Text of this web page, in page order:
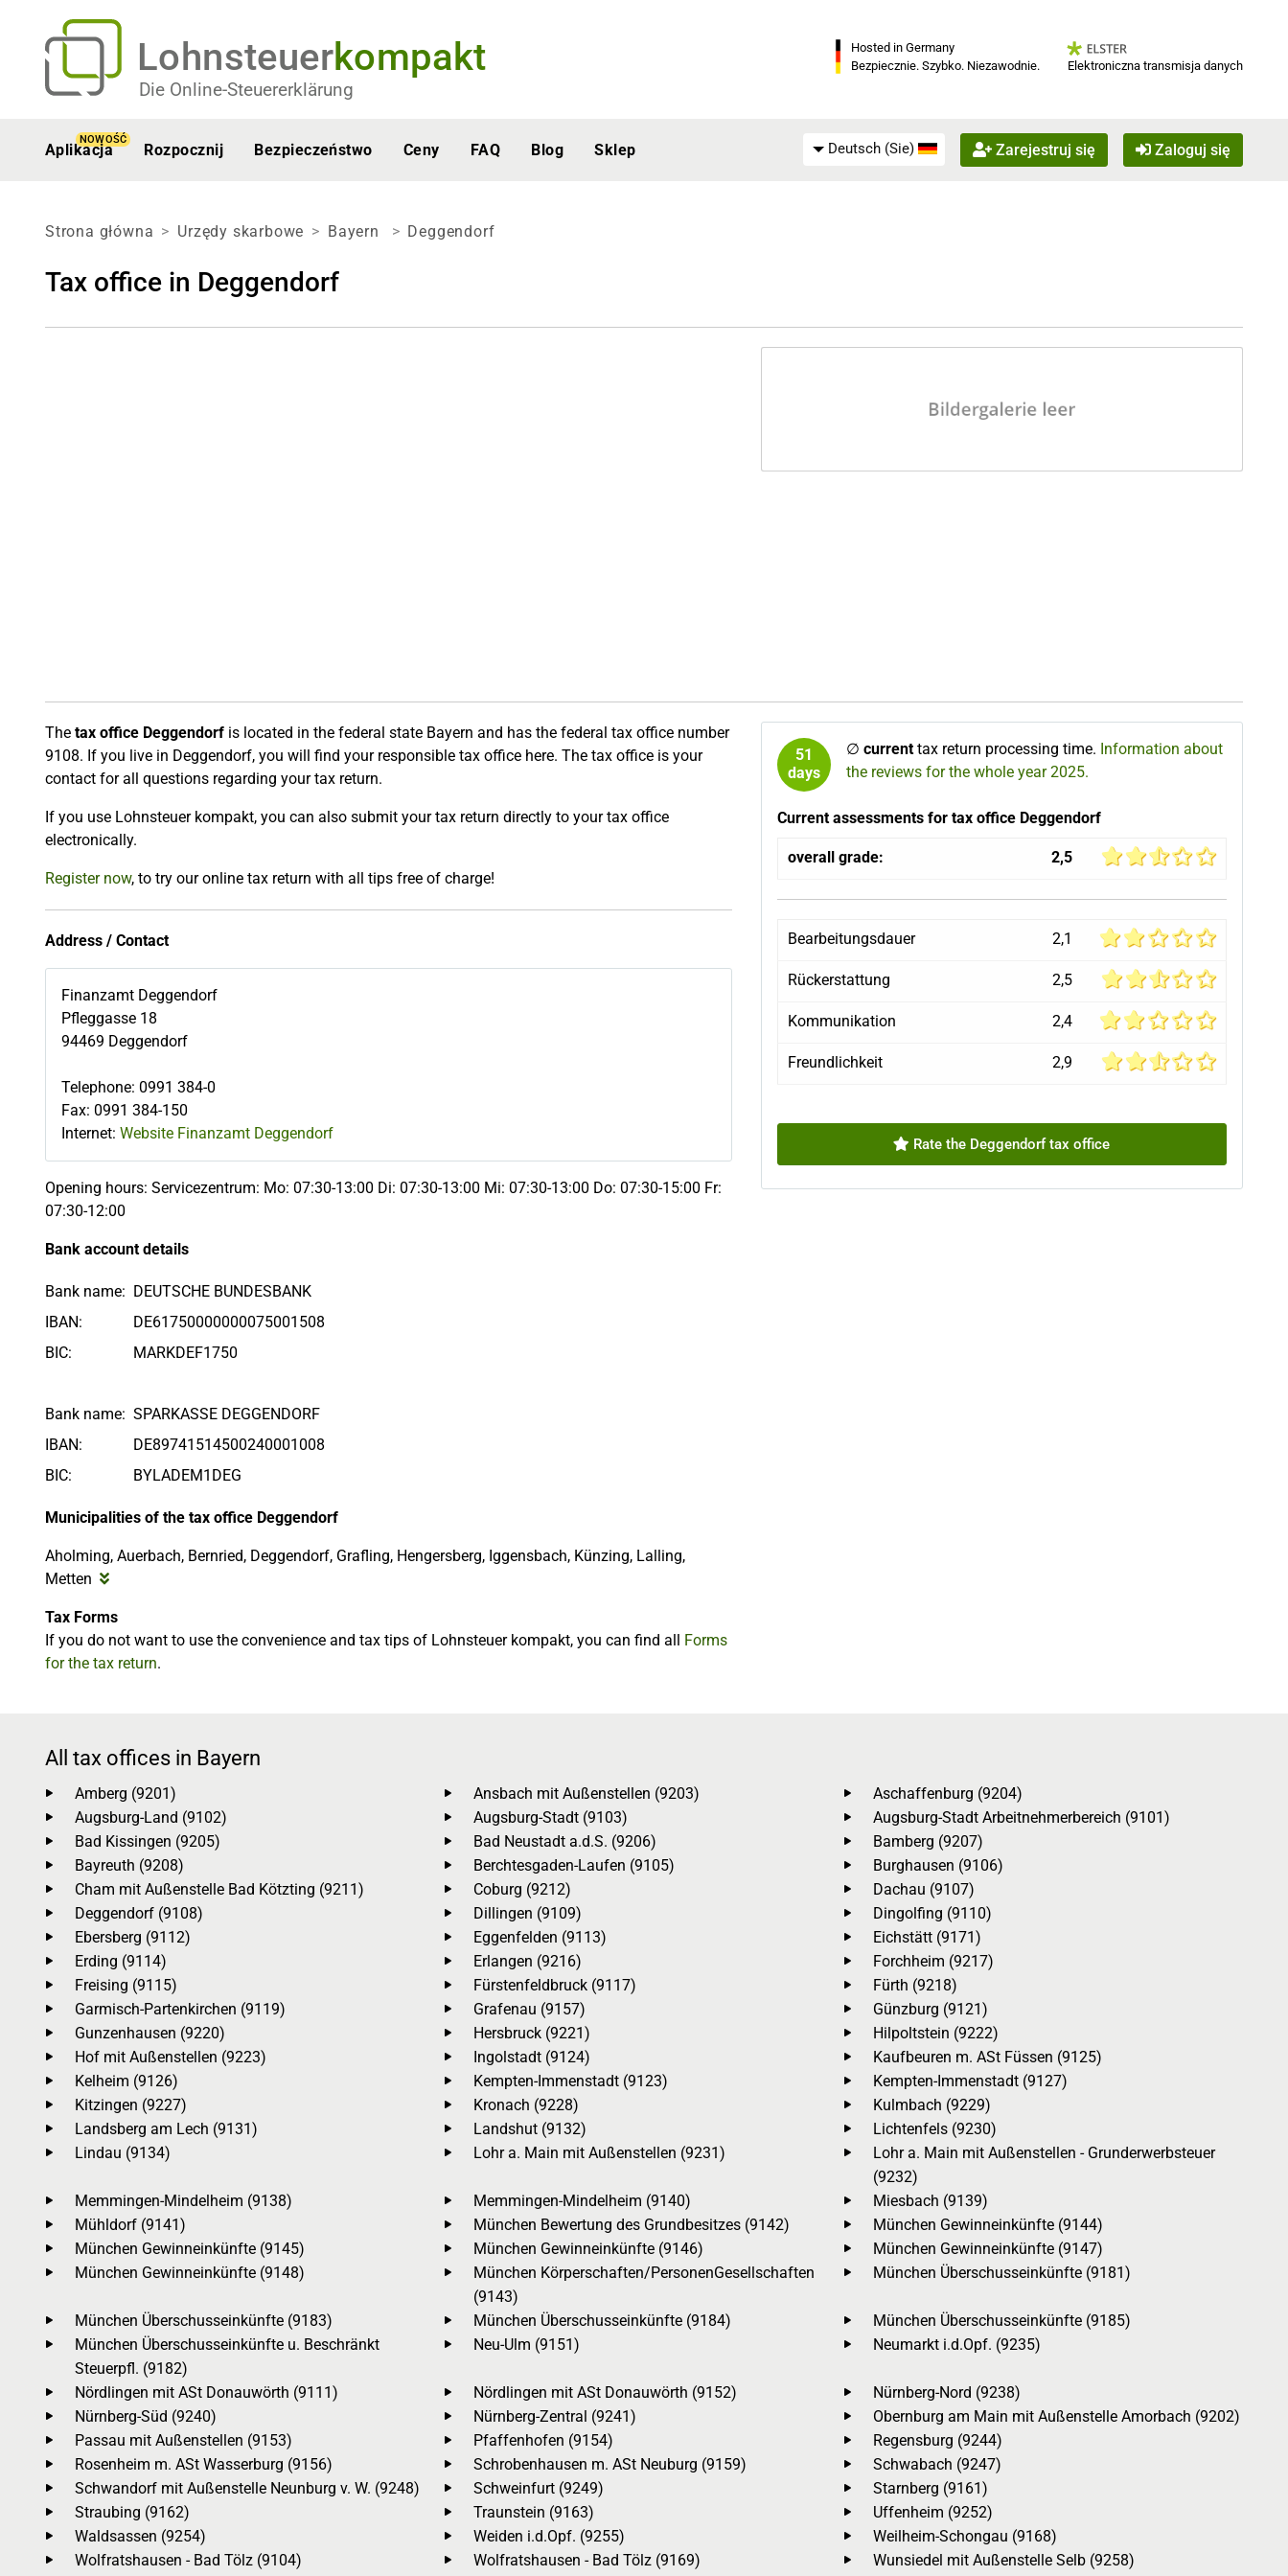
Lohnsteuerkompakt
Die Online-Steuererklärung
Hosted in Germany
Bezpiecznie. Szybko. Niezawodnie.
Elektroniczna transmisja danych
Aplikacja
NOWOŚĆ
Rozpocznij Bezpieczeństwo Ceny FAQ Blog Sklep Deutsch (Sie) Zarejestruj się Zaloguj się
Strona główna Urzędy skarbowe Bayern Deggendorf
Tax office in Deggendorf
The tax office Deggendorf is located in the federal state Bayern and has the federal tax office number
9108. If you live in Deggendorf, you will find your responsible tax office here. The tax office is your
contact for all questions regarding your tax return.
If you use Lohnsteuer kompakt, you can also submit your tax return directly to your tax office
electronically.
Register now, to try our online tax return with all tips free of charge!
Address / Contact
Finanzamt Deggendorf
Pfleggasse 18
94469 Deggendorf
Telephone: 0991 384-0
Fax: 0991 384-150
Internet: Website Finanzamt Deggendorf
Opening hours: Servicezentrum: Mo: 07:30-13:00 Di: 07:30-13:00 Mi: 07:30-13:00 Do: 07:30-15:00 Fr:
07:30-12:00
Bank account details
Bank name: DEUTSCHE BUNDESBANK
IBAN:
DE61750000000075001508
BIC:
MARKDEF1750
Bank name: SPARKASSE DEGGENDORF
IBAN:
DE89741514500240001008
BIC:
BYLADEM1DEG
Municipalities of the tax office Deggendorf
Aholming, Auerbach, Bernried, Deggendorf, Grafling, Hengersberg, Iggensbach, Künzing, Lalling,
Metten
Tax Forms
If you do not want to use the convenience and tax tips of Lohnsteuer kompakt, you can find all Forms
for the tax return.
51
days
∅ currenttax return processing time. Information about
the reviews for the whole year 2025.
Current assessments for tax office Deggendorf
overall grade: 2,5
Bearbeitungsdauer 2,1
Rückerstattung 2,5
Kommunikation 2,4
Freundlichkeit 2,9
Rate the Deggendorf tax office
All tax offices in Bayern
Amberg (9201) Ansbach mit Außenstellen (9203)
Aschaffenburg (9204)
Augsburg-Land (9102)
Augsburg-Stadt (9103)
Augsburg-Stadt Arbeitnehmerbereich (9101)
Bad Kissingen (9205)
Bad Neustadt a.d.S. (9206)
Bamberg (9207)
Bayreuth (9208)
Berchtesgaden-Laufen (9105)
Burghausen (9106)
Cham mit Außenstelle Bad Kötzting (9211)
Coburg (9212)
Dachau (9107)
Deggendorf (9108)
Dillingen (9109)
Dingolfing (9110)
Ebersberg (9112)
Eggenfelden (9113)
Eichstätt (9171)
Erding (9114)
Erlangen (9216)
Forchheim (9217)
Freising (9115)
Fürstenfeldbruck (9117)
Fürth (9218)
Garmisch-Partenkirchen (9119)
Grafenau (9157)
Günzburg (9121)
Gunzenhausen (9220)
Hersbruck (9221)
Hilpoltstein (9222)
Hof mit Außenstellen (9223)
Ingolstadt (9124)
Kaufbeuren m. ASt Füssen (9125)
Kelheim (9126)
Kempten-Immenstadt (9123)
Kempten-Immenstadt (9127)
Kitzingen (9227)
Kronach (9228)
Kulmbach (9229)
Landsberg am Lech (9131)
Landshut (9132)
Lichtenfels (9230)
Lindau (9134)
Lohr a. Main mit Außenstellen (9231)
Lohr a. Main mit Außenstellen - Grunderwerbsteuer
(9232)
Memmingen-Mindelheim (9138)
Memmingen-Mindelheim (9140)
Miesbach (9139)
Mühldorf (9141)
München Bewertung des Grundbesitzes (9142)
München Gewinneinkünfte (9144)
München Gewinneinkünfte (9145)
München Gewinneinkünfte (9146)
München Gewinneinkünfte (9147)
München Gewinneinkünfte (9148)
München Körperschaften/PersonenGesellschaften
(9143)
München Überschusseinkünfte (9181)
München Überschusseinkünfte (9183) München Überschusseinkünfte (9184)
München Überschusseinkünfte (9185)
München Überschusseinkünfte u. Beschränkt
Steuerpfl. (9182)
Neu-Ulm (9151) Neumarkt i.d.Opf. (9235)
Nördlingen mit ASt Donauwörth (9111) Nördlingen mit ASt Donauwörth (9152)
Nürnberg-Nord (9238)
Nürnberg-Süd (9240)
Nürnberg-Zentral (9241)
Obernburg am Main mit Außenstelle Amorbach (9202)
Passau mit Außenstellen (9153)
Pfaffenhofen (9154)
Regensburg (9244)
Rosenheim m. ASt Wasserburg (9156)
Schrobenhausen m. ASt Neuburg (9159)
Schwabach (9247)
Schwandorf mit Außenstelle Neunburg v. W. (9248)
Schweinfurt (9249)
Starnberg (9161)
Straubing (9162)
Traunstein (9163)
Uffenheim (9252)
Waldsassen (9254)
Weiden i.d.Opf. (9255)
Weilheim-Schongau (9168)
Wolfratshausen - Bad Tölz (9104)
Wolfratshausen - Bad Tölz (9169)
Wunsiedel mit Außenstelle Selb (9258)